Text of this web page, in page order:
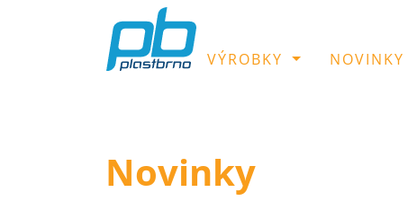
VÝROBKY NOVINKY
Novinky